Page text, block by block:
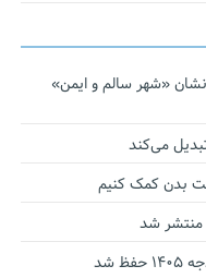
«شهر سالم و ایمن»
می‌کند
بدن کمک کنیم
منتشر شد
شد